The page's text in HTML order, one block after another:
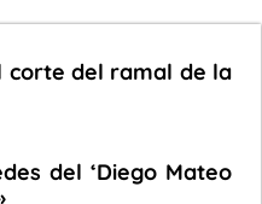
corte del ramal de la
del ‘Diego Mateo